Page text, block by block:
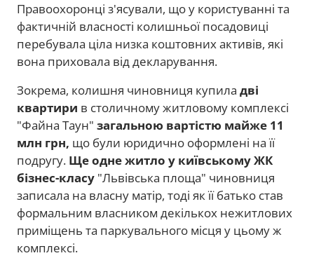
Правоохоронці з'ясували, що у користуванні та
фактичній власності колишньої посадовиці
перебувала ціла низка коштовних активів, які
вона приховала від декларування.
Зокрема, колишня чиновниця купила дві
квартири в столичному житловому комплексі
"Файна Таун" загальною вартістю майже 11
млн грн, що були юридично оформлені на її
подругу. Ще одне житло у київському ЖК
бізнес-класу "Львівська площа" чиновниця
записала на власну матір, тоді як її батько став
формальним власником декількох нежитлових
приміщень та паркувального місця у цьому ж
комплексі.